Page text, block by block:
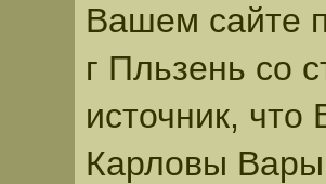
Вашем сайте
г Пльзень со
источник,
Карловы